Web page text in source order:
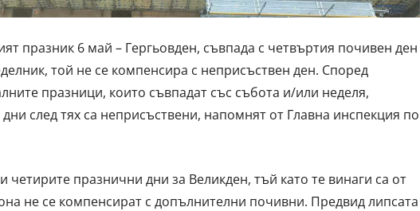
празник 6 май – Гергьовден, съвпада с четвъртия почивен ден
той не се компенсира с неприсъствен ден. Според
празници, които съвпадат със събота и/или неделя,
след тях са неприсъствени, напомнят от Главна инспекция по
четирите празнични дни за Великден, тъй като те винаги са от
не се компенсират с допълнителни почивни. Предвид липсата